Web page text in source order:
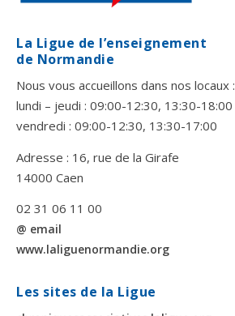
La Ligue de l’enseignement
de Normandie
Nous vous accueillons dans nos locaux :
lundi – jeudi : 09:00-12:30, 13:30-18:00
vendredi : 09:00-12:30, 13:30-17:00
Adresse : 16, rue de la Girafe
14000 Caen
02 31 06 11 00
@ email
www.laliguenormandie.org
Les sites de la Ligue